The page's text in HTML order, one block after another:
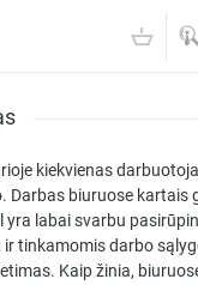
kiekvienas
Darbas biuruose kartais
yra labai svarbu
tinkamomis darbo
Kaip žinia,